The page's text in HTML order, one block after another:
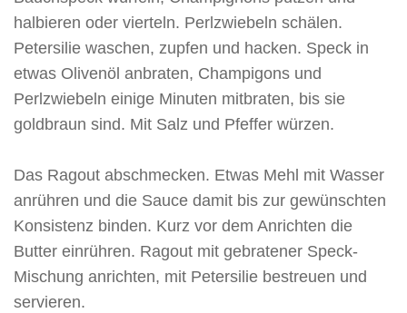
halbieren oder vierteln. Perlzwiebeln schälen.
Petersilie waschen, zupfen und hacken. Speck in
etwas Olivenöl anbraten, Champigons und
Perlzwiebeln einige Minuten mitbraten, bis sie
goldbraun sind. Mit Salz und Pfeffer würzen.
Das Ragout abschmecken. Etwas Mehl mit Wasser
anrühren und die Sauce damit bis zur gewünschten
Konsistenz binden. Kurz vor dem Anrichten die
Butter einrühren. Ragout mit gebratener Speck-
Mischung anrichten, mit Petersilie bestreuen und
servieren.